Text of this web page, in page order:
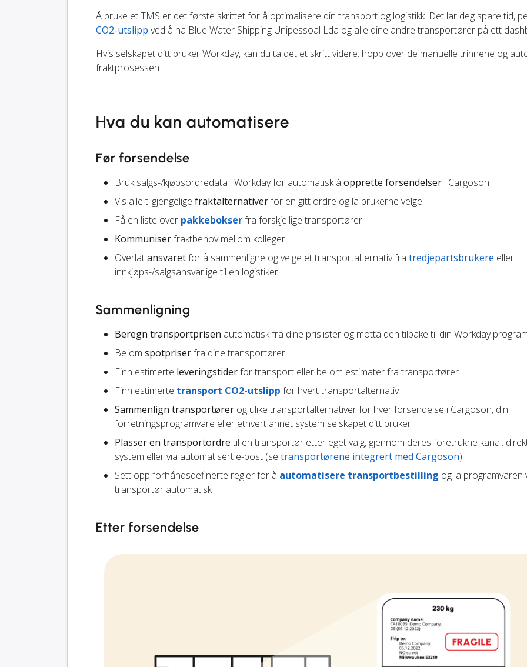
Å bruke et TMS er det første skrittet for å optimalisere din transport og logistikk. Det lar deg spare tid,
CO2-utslipp ved å ha Blue Water Shipping Unipessoal Lda og alle dine andre transportører på ett
Hvis selskapet ditt bruker Workday, kan du ta det et skritt videre: hopp over de manuelle trinnene og
fraktprosessen.
Hva du kan automatisere
Før forsendelse
Bruk salgs-/kjøpsordredata i Workday for automatisk å opprette forsendelser i Cargoson
Vis alle tilgjengelige fraktalternativerfor en gitt ordre og la brukerne velge
Få en liste over pakkebokserfra forskjellige transportører
Kommuniserfraktbehov mellom kolleger
Overlatansvaretfor å sammenligne og velge et transportalternativ fra tredjepartsbrukere eller
innkjøps-/salgsansvarlige til en logistiker
Sammenligning
Beregn transportprisen automatisk fra dine prislister og motta den tilbake til din Workday
Be om spotpriserfra dine transportører
Finn estimerte leveringstiderfor transport eller be om estimater fra transportører
Finn estimerte transport CO2-utslipp for hvert transportalternativ
Sammenlign transportører og ulike transportalternativer for hver forsendelse i Cargoson, din
forretningsprogramvare eller ethvert annet system selskapet ditt bruker
Plasser en transportordre til en transportør etter eget valg, gjennom deres foretrukne kanal:
system eller via automatisert e-post (se transportørene integrert med Cargoson)
Sett opp forhåndsdefinerte regler for å automatisere transportbestilling og la programvaren
transportør automatisk
Etter forsendelse